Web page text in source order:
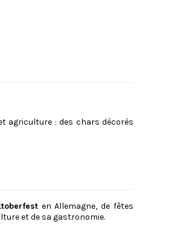
agriculture : des chars décorés
en Allemagne, de fêtes
et de sa gastronomie.